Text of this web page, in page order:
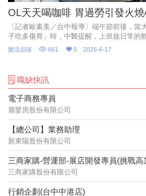
OL天天喝咖啡 胃過勞引發火
〔記者歐素美／台中報導〕端午節前後，當
子吃多傷胃」時，中醫提醒，上班族日常的
傷力其實不輸肉粽！光田綜合醫院中醫師郭
歲李姓女上班族，因長期工
樂活品味 661 0 2026-6-17
職缺快訊
電子商務專員
麗嬰房股份有限公司
【總公司】業務助理
新東陽股份有限公司
三商家購-營運部-展店開發專員(挑戰高
三商家購股份有限公司
行銷企劃(台中中港店)